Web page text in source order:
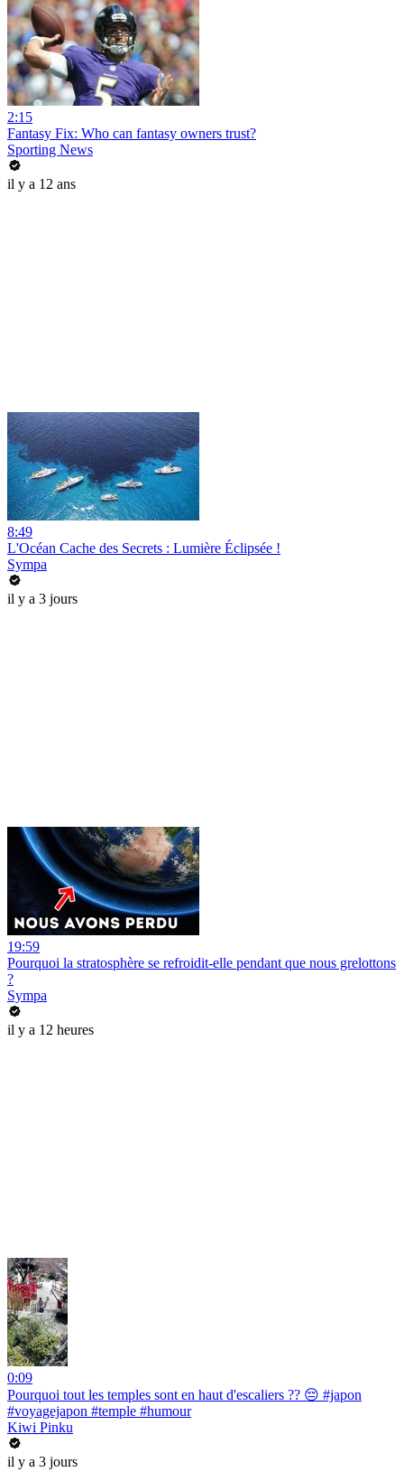
2:15
Fantasy Fix: Who can fantasy owners trust?
Sporting News
il y a 12 ans
8:49
L'Océan Cache des Secrets : Lumière Éclipsée !
Sympa
il y a 3 jours
19:59
Pourquoi la stratosphère se refroidit-elle pendant que nous grelottons
?
Sympa
il y a 12 heures
0:09
Pourquoi tout les temples sont en haut d'escaliers ?? 😔 #japon
#voyagejapon #temple #humour
Kiwi Pinku
il y a 3 jours